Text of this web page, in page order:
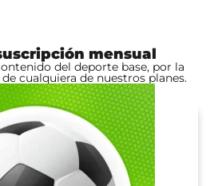
mensual
del deporte base, por la
cualquiera de nuestros planes.